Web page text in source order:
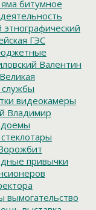
битумное
ГЭС
Валентин
Великая
видеокамеры
Владимир
привычки
вымогательство